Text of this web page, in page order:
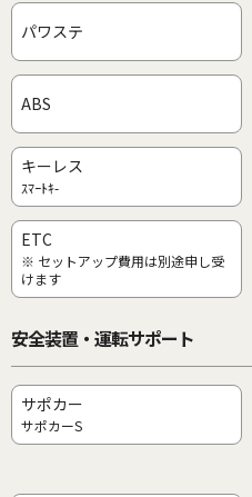
パワステ
ABS
キーレス
ｽﾏｰﾄｷ-
ETC
※ セットアップ費用は別途申し受
けます
安全装置・運転サポート
サポカー
サポカーS